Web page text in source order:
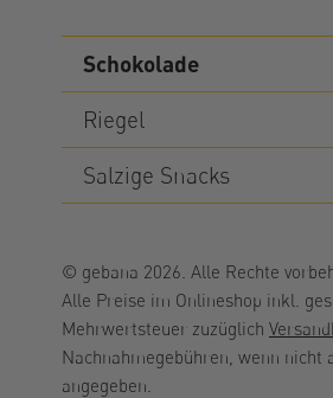
Schokolade
Riegel
Salzige Snacks
© gebana 2026. Alle Rechte
Alle Preise im Onlineshop inkl.
Mehrwertsteuer zuzüglich
Nachnahmegebühren, wenn nicht
angegeben.